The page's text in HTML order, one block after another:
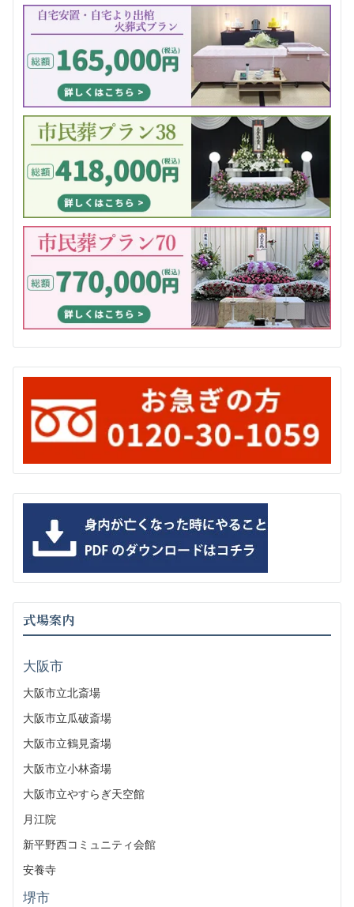
式場案内
大阪市
大阪市立北斎場
大阪市立瓜破斎場
大阪市立鶴見斎場
大阪市立小林斎場
大阪市立やすらぎ天空館
月江院
新平野西コミュニティ会館
安養寺
堺市